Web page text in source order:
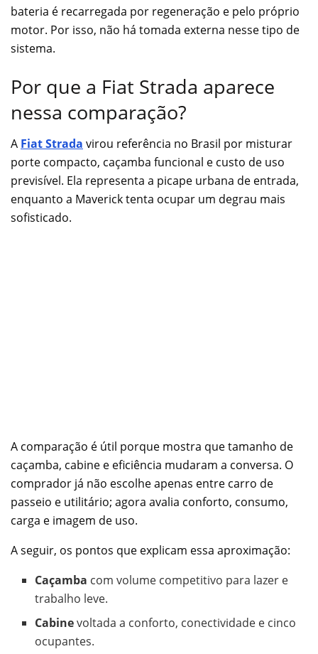
bateria é recarregada por regeneração e pelo próprio
motor. Por isso, não há tomada externa nesse tipo de
sistema.
Por que a Fiat Strada aparece
nessa comparação?
A Fiat Strada virou referência no Brasil por misturar
porte compacto, caçamba funcional e custo de uso
previsível. Ela representa a picape urbana de entrada,
enquanto a Maverick tenta ocupar um degrau mais
sofisticado.
A comparação é útil porque mostra que tamanho de
caçamba, cabine e eficiência mudaram a conversa. O
comprador já não escolhe apenas entre carro de
passeio e utilitário; agora avalia conforto, consumo,
carga e imagem de uso.
A seguir, os pontos que explicam essa aproximação:
Caçamba com volume competitivo para lazer e
trabalho leve.
Cabinevoltada a conforto, conectividade e cinco
ocupantes.